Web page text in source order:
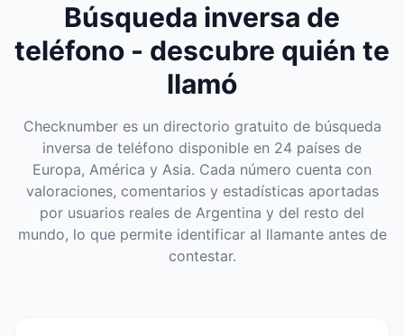
Búsqueda inversa de
teléfono - descubre quién te
llamó
Checknumber es un directorio gratuito de búsqueda
inversa de teléfono disponible en 24 países de
Europa, América y Asia. Cada número cuenta con
valoraciones, comentarios y estadísticas aportadas
por usuarios reales de Argentina y del resto del
mundo, lo que permite identificar al llamante antes de
contestar.